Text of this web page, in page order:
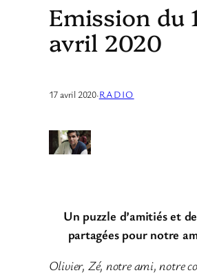
Emission du
avril 2020
17 avril 2020·RADIO
Un puzzle d’amitiés et
partagées pour notre
Olivier, Zé, notre ami, notre